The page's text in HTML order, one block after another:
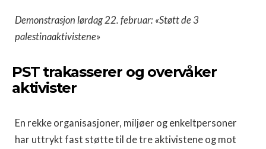
Demonstrasjon lørdag 22. februar: «Støtt de 3
palestinaaktivistene»
PST trakasserer og overvåker
aktivister
En rekke organisasjoner, miljøer og enkeltpersoner
har uttrykt fast støtte til de tre aktivistene og mot